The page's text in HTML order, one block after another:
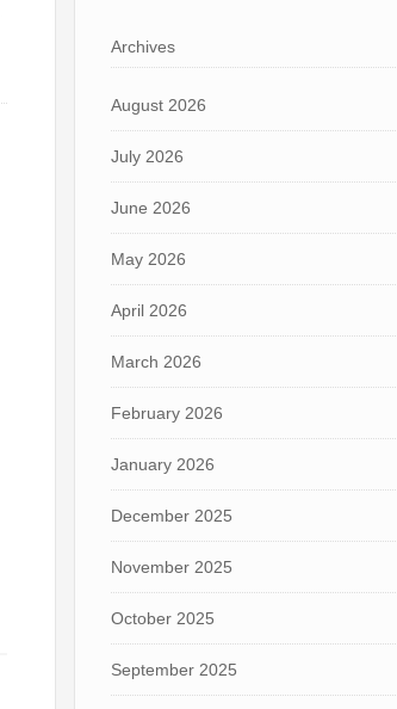
Archives
August 2026
July 2026
June 2026
May 2026
April 2026
March 2026
February 2026
January 2026
December 2025
November 2025
October 2025
September 2025